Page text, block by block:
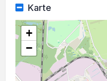
Karte
+
−